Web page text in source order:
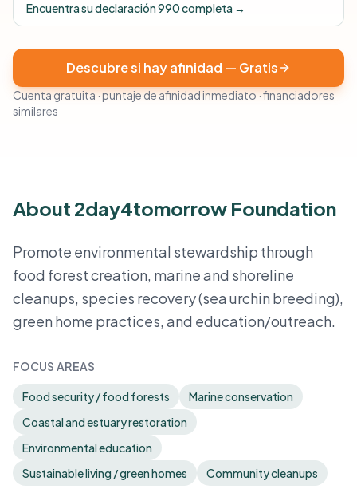
Encuentra su declaración 990 completa →
Descubre si hay afinidad — Gratis
Cuenta gratuita · puntaje de afinidad inmediato · financiadores
similares
About 2day4tomorrow Foundation
Promote environmental stewardship through
food forest creation, marine and shoreline
cleanups, species recovery (sea urchin breeding),
green home practices, and education/outreach.
FOCUS AREAS
Food security / food forests
Marine conservation
Coastal and estuary restoration
Environmental education
Sustainable living / green homes
Community cleanups